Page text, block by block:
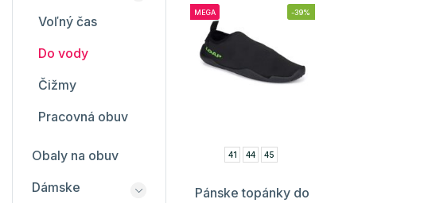
MEGA -39%
41 44 45
Pánske topánky do
Voľný čas
Do vody
Čižmy
Pracovná obuv
Obaly na obuv
Dámske